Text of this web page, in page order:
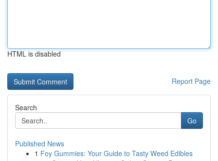
HTML is disabled
Report Page
Search
Go
Published News
1 Foy Gummies: Your Guide to Tasty Weed Edibles